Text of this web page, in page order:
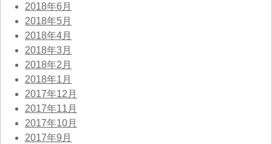
2018年6月
2018年5月
2018年4月
2018年3月
2018年2月
2018年1月
2017年12月
2017年11月
2017年10月
2017年9月